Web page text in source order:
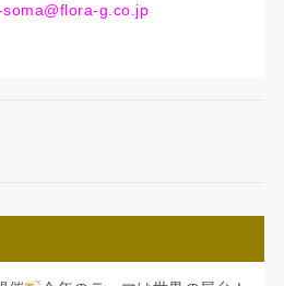
soma@flora-g.co.jp